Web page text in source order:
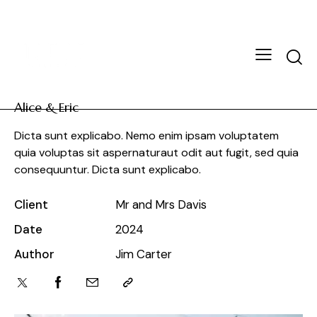
Alice & Eric
Dicta sunt explicabo. Nemo enim ipsam voluptatem
quia voluptas sit aspernaturaut odit aut fugit, sed quia
consequuntur. Dicta sunt explicabo.
Client
Mr and Mrs Davis
Date
2024
Author
Jim Carter